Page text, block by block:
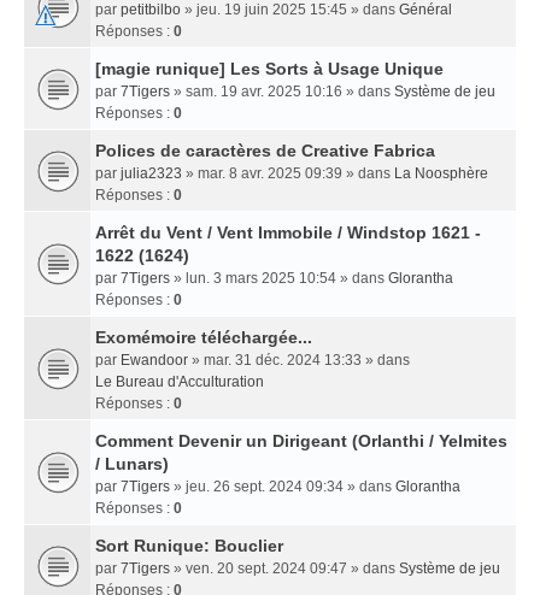
par petitbilbo » jeu. 19 juin 2025 15:45 » dans Général
Réponses : 0
[magie runique] Les Sorts à Usage Unique
par 7Tigers » sam. 19 avr. 2025 10:16 » dans Système de jeu
Réponses : 0
Polices de caractères de Creative Fabrica
par julia2323 » mar. 8 avr. 2025 09:39 » dans La Noosphère
Réponses : 0
Arrêt du Vent / Vent Immobile / Windstop 1621 -
1622 (1624)
par 7Tigers » lun. 3 mars 2025 10:54 » dans Glorantha
Réponses : 0
Exomémoire téléchargée...
par Ewandoor » mar. 31 déc. 2024 13:33 » dans
Le Bureau d'Acculturation
Réponses : 0
Comment Devenir un Dirigeant (Orlanthi / Yelmites
/ Lunars)
par 7Tigers » jeu. 26 sept. 2024 09:34 » dans Glorantha
Réponses : 0
Sort Runique: Bouclier
par 7Tigers » ven. 20 sept. 2024 09:47 » dans Système de jeu
Réponses : 0